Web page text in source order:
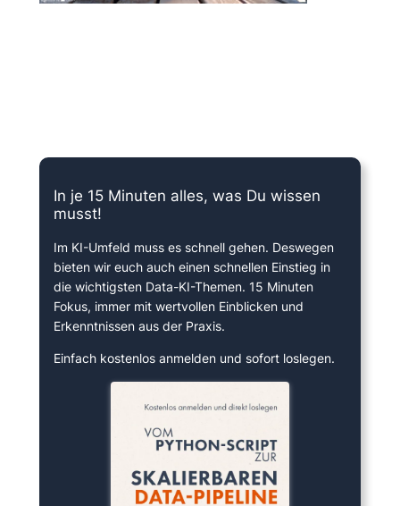
In je 15 Minuten alles, was Du wissen
musst!
Im KI-Umfeld muss es schnell gehen. Deswegen
bieten wir euch auch einen schnellen Einstieg in
die wichtigsten Data-KI-Themen. 15 Minuten
Fokus, immer mit wertvollen Einblicken und
Erkenntnissen aus der Praxis.
Einfach kostenlos anmelden und sofort loslegen.